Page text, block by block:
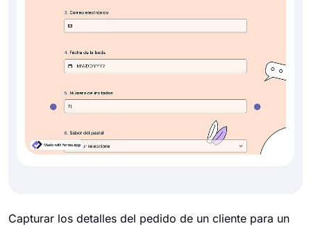
Capturar los detalles del pedido de un cliente para un